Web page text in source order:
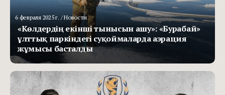
6 февраля 2025 г. / Новости
«Көлдердің екінші тынысын ашу»: «Бурабай»
ұлттық паркіндегі суқоймаларда аэрация
жұмысы басталды